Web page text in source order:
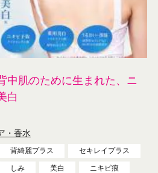
中肌のために生まれた、ニ
白
・香水
背綺麗プラス セキレイプラス
しみ 美白 ニキビ痕